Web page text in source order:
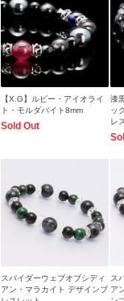
【X.G】ルビー・アイオライ
ト・モルダバイト8mm
Sold Out
漆
ッ
レ
スパイダーウェブオブシディ
アン・マラカイト デザインブ
ス
ア